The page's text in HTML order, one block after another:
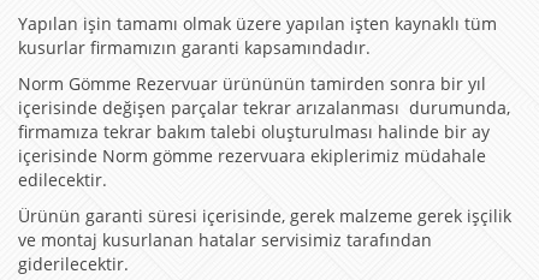
Yapılan işin tamamı olmak üzere yapılan işten kaynaklı tüm
kusurlar firmamızın garanti kapsamındadır.
Norm Gömme Rezervuar ürününün tamirden sonra bir yıl
içerisinde değişen parçalar tekrar arızalanması durumunda,
firmamıza tekrar bakım talebi oluşturulması halinde bir ay
içerisinde Norm gömme rezervuara ekiplerimiz müdahale
edilecektir.
Ürünün garanti süresi içerisinde, gerek malzeme gerek işçilik
ve montaj kusurlanan hatalar servisimiz tarafından
giderilecektir.